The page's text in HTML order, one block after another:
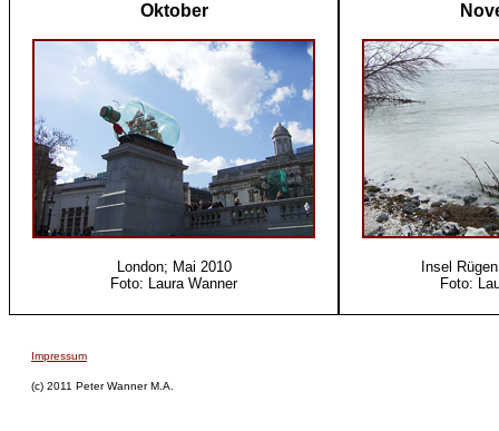
Oktober
London; Mai 2010
Foto: Laura Wanner
Insel
Foto:
Impressum
(c) 2011 Peter Wanner M.A.